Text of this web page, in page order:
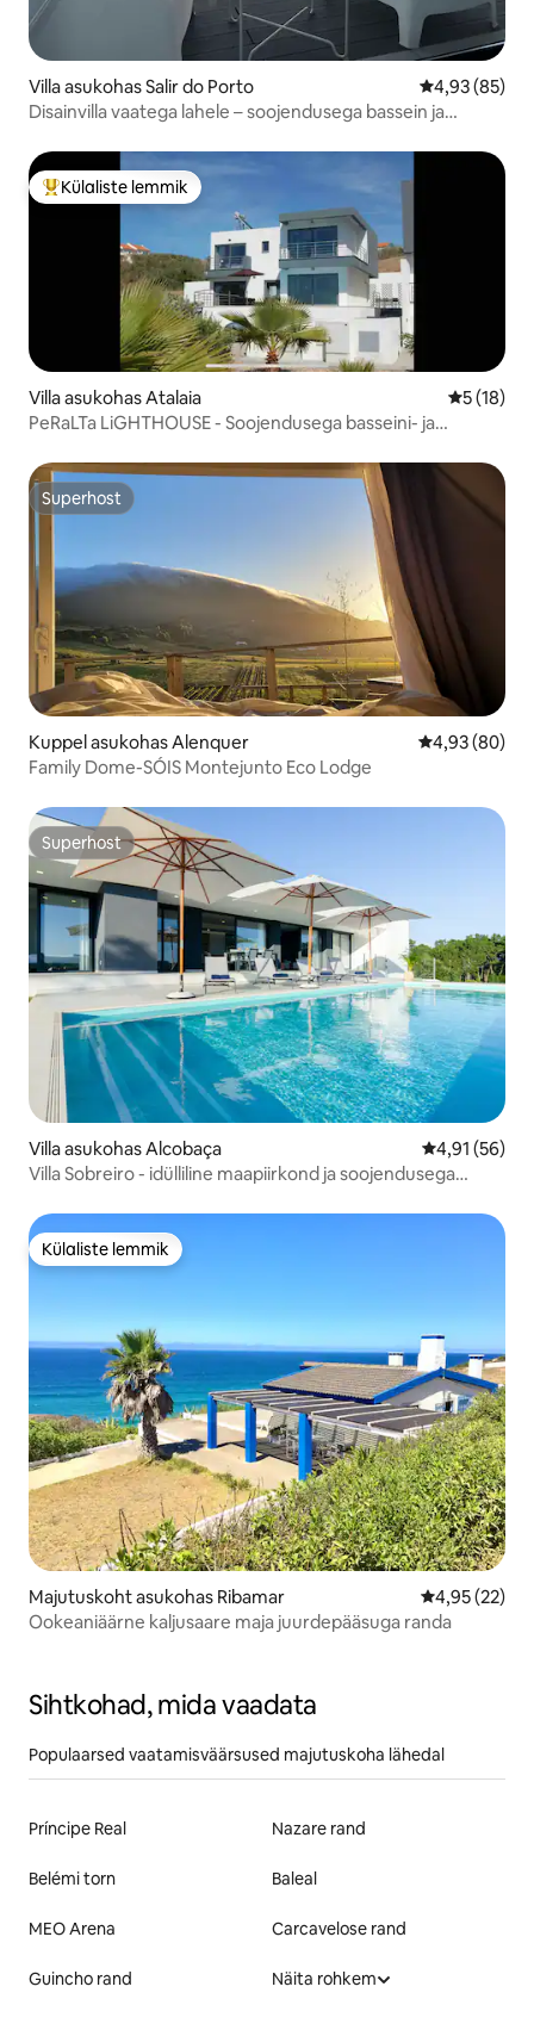
Villa asukohas Salir do Porto Keskmine
4,93 (85)
Disainvilla vaatega lahele – soojendusega bassein ja
Külaliste suur lemmik
Külaliste lemmik
Villa asukohas Atalaia Keskmine
5 (18)
PeRaLTa LiGHTHOUSE - Soojendusega basseini- ja
Superhost
Superhost
Kuppel asukohas Alenquer Keskmine
4,93 (80)
Family Dome-SÓIS Montejunto Eco Lodge
Superhost
Superhost
Villa asukohas Alcobaça Keskmine
4,91 (56)
Villa Sobreiro - idülliline maapiirkond ja soojendusega
Külaliste lemmik
Külaliste lemmik
Majutuskoht asukohas Ribamar Keskmine
4,95 (22)
Ookeaniäärne kaljusaare maja juurdepääsuga randa
Sihtkohad, mida vaadata
Populaarsed vaatamisväärsused majutuskoha lähedal
Príncipe Real Nazare rand
Belémi torn Baleal
MEO Arena Carcavelose rand
Guincho rand Näita rohkem